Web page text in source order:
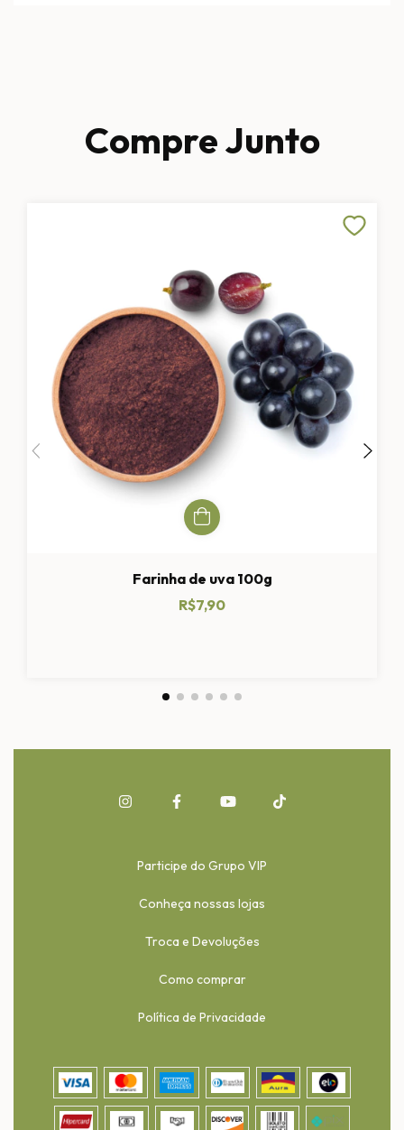
Compre Junto
Farinha de uva 100g
R$7,90
Participe do Grupo VIP
Conheça nossas lojas
Troca e Devoluções
Como comprar
Política de Privacidade